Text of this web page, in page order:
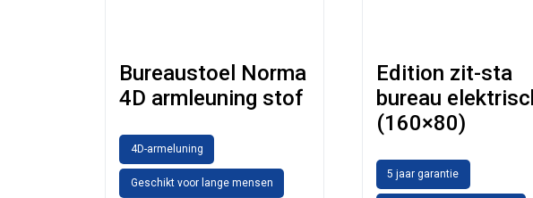
Bureaustoel Norma
4D armleuning stof
4D-armeluning
Geschikt voor lange mensen
Edition zit-sta
bureau
(160×80)
5 jaar garantie